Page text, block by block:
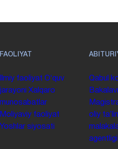
FAOLIYAT
Ilmiy faoliyat Oʻquv
jarayoni Xalqaro
munosabatlar
Moliyaviy faoliyat
Yoshlar siyosati
Qabul
oliy
agentligi